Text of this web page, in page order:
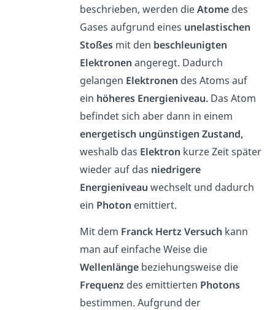
beschrieben, werden dieAtome des
Gases aufgrund eines unelastischen
Stoßes mit den beschleunigten
Elektronen angeregt. Dadurch
gelangen Elektronen des Atoms auf
ein höheres Energieniveau. Das Atom
befindet sich aber dann in einem
energetisch ungünstigen Zustand,
weshalb das Elektron kurze Zeit später
wieder auf das niedrigere
Energieniveau wechselt und dadurch
ein Photon emittiert.
Mit dem Franck Hertz Versuch kann
man auf einfache Weise die
Wellenlänge beziehungsweise die
Frequenz des emittierten Photons
bestimmen. Aufgrund der